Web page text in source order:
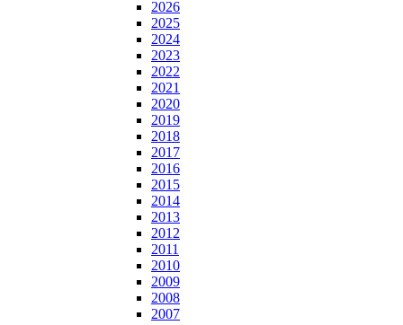
2026
2025
2024
2023
2022
2021
2020
2019
2018
2017
2016
2015
2014
2013
2012
2011
2010
2009
2008
2007